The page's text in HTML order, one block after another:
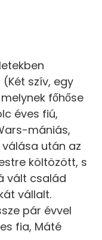
szív, egy
főhőse
éves fiú,
mániás,
után az
költözött, s
vált család
vállalt.
pár évvel
fia, Máté